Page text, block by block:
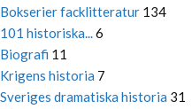
Bokserier facklitteratur 134
101 historiska...6
Biografi 11
Krigens historia 7
Sveriges dramatiska historia 31